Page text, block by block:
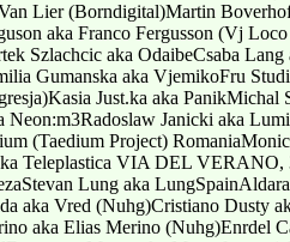
Lier (Borndigital)Martin
aka Franco Fergusson (Vj
Szlachcic aka OdaibeCsaba
Gumanska aka VjemikoFru
Just.ka aka
Janicki aka
(Taedium Project)
Teleplastica VIA DEL
Lung aka
aka Vred (Nuhg)Cristiano Dusty
aka Elias Merino (Nuhg)Enrdel